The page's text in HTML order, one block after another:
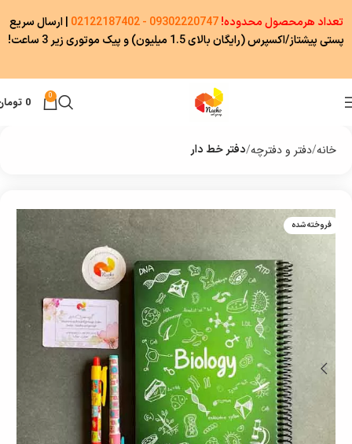
0
0
خانه دفتر و دفترچه دفتر خط دار
فروخته شده
تعداد هرمحصول محدوده!09302220747 - 02122187402
|ارسال سریع
پستی پیشتاز/اکسپرس (رایگان بالای 1.5 میلیون) و پیک موتوری زیر 3 ساعت!